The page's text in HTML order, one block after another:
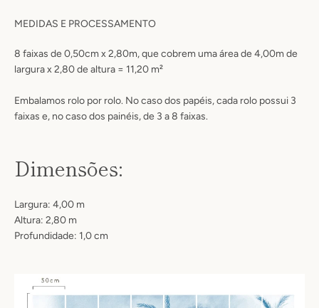
MEDIDAS E PROCESSAMENTO
8 faixas de 0,50cm x 2,80m, que cobrem uma área de 4,00m de
largura x 2,80 de altura = 11,20 m²
Embalamos rolo por rolo. No caso dos papéis, cada rolo possui 3
faixas e, no caso dos painéis, de 3 a 8 faixas.
Dimensões:
Largura: 4,00 m
Altura: 2,80 m
Profundidade: 1,0 cm